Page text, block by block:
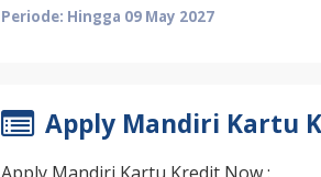
Periode: Hingga 09 May 2027
Apply Mandiri Kartu